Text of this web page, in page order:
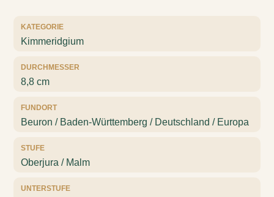
KATEGORIE
Kimmeridgium
DURCHMESSER
8,8 cm
FUNDORT
Beuron / Baden-Württemberg / Deutschland / Europa
STUFE
Oberjura / Malm
UNTERSTUFE